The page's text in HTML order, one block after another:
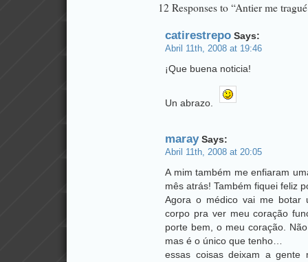
12 Responses to “Antier me
catirestrepo Says:
Abril 11th, 2008 at 19:46
¡Que buena noticia!
Un abrazo.
maraySays:
Abril 11th, 2008 at 20:05
A mim também me enfiaram
mês atrás! Também fiquei feliz
Agora o médico vai me botar
corpo pra ver meu coração
porte bem, o meu coração.
mas é o único que tenho…
essas coisas deixam a gente